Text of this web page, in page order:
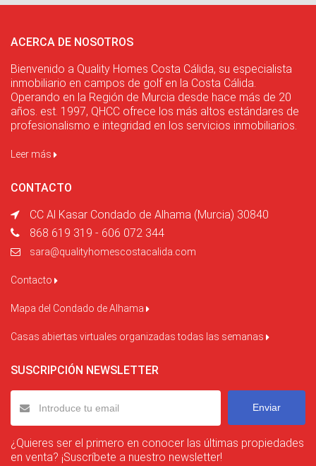
ACERCA DE NOSOTROS
Bienvenido a Quality Homes Costa Cálida, su especialista
inmobiliario en campos de golf en la Costa Cálida.
Operando en la Región de Murcia desde hace más de 20
años. est. 1997, QHCC ofrece los más altos estándares de
profesionalismo e integridad en los servicios inmobiliarios.
Leer más
CONTACTO
CC Al Kasar Condado de Alhama (Murcia) 30840
868 619 319 - 606 072 344
sara@qualityhomescostacalida.com
Contacto
Mapa del Condado de Alhama
Casas abiertas virtuales organizadas todas las semanas
SUSCRIPCIÓN NEWSLETTER
Enviar
¿Quieres ser el primero en conocer las últimas propiedades
en venta? ¡Suscríbete a nuestro newsletter!